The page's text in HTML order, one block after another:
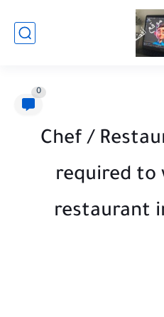
0
Chef /
required to
restaurant